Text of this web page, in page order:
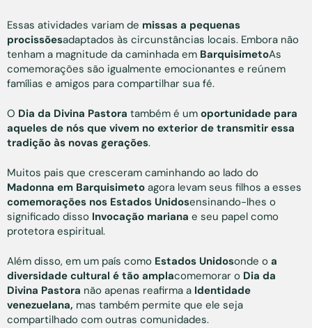
Essas atividades variam de missas a pequenas
procissõesadaptados às circunstâncias locais. Embora não
tenham a magnitude da caminhada em BarquisimetoAs
comemorações são igualmente emocionantes e reúnem
famílias e amigos para compartilhar sua fé.
O Dia da Divina Pastora também é um oportunidade para
aqueles de nós que vivem no exterior de transmitir essa
tradição às novas gerações.
Muitos pais que cresceram caminhando ao lado do
Madonna em Barquisimeto agora levam seus filhos a esses
comemorações nos Estados Unidosensinando-lhes o
significado disso Invocação mariana e seu papel como
protetora espiritual.
Além disso, em um país como Estados Unidosonde o a
diversidade cultural é tão amplacomemorar o Dia da
Divina Pastora não apenas reafirma a Identidade
venezuelana, mas também permite que ele seja
compartilhado com outras comunidades.